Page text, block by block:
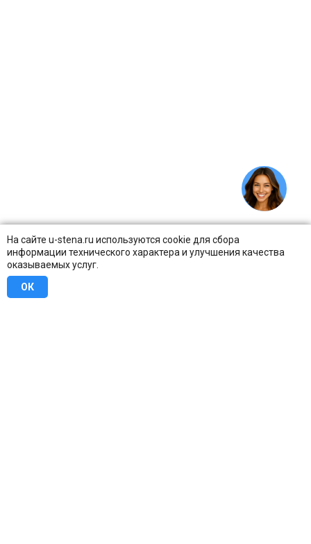
На сайте u-stena.ru используются cookie для сбора
информации технического характера и улучшения качества
оказываемых услуг.
ОК